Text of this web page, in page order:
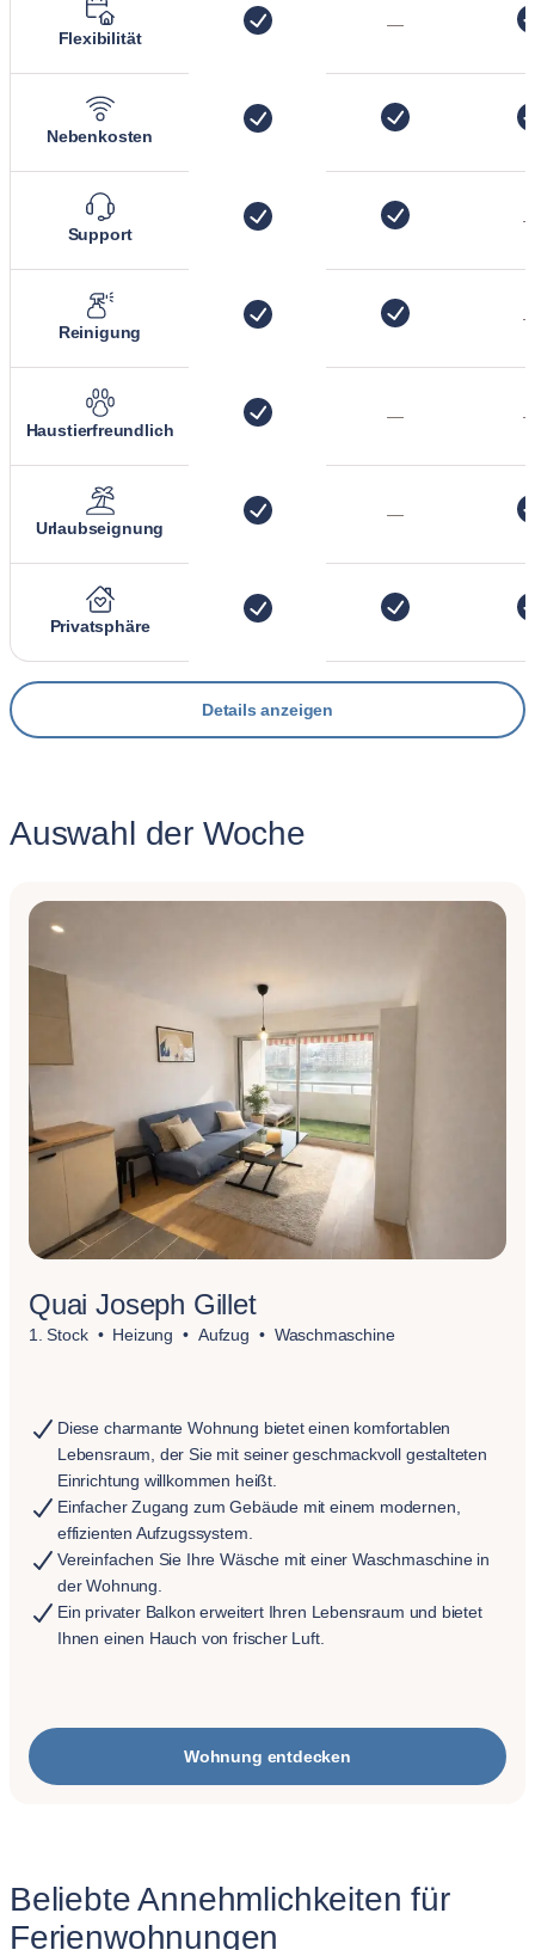
Flexibilität
—
Nebenkosten
Support
Reinigung
Haustierfreundlich
—
Urlaubseignung
—
Privatsphäre
Details anzeigen
Auswahl der Woche
Quai Joseph Gillet
1. Stock Heizung Aufzug Waschmaschine
Diese charmante Wohnung bietet einen komfortablen
Lebensraum, der Sie mit seiner geschmackvoll gestalteten
Einrichtung willkommen heißt.
Einfacher Zugang zum Gebäude mit einem modernen,
effizienten Aufzugssystem.
Vereinfachen Sie Ihre Wäsche mit einer Waschmaschine in
der Wohnung.
Ein privater Balkon erweitert Ihren Lebensraum und bietet
Ihnen einen Hauch von frischer Luft.
Wohnung entdecken
Beliebte Annehmlichkeiten für
Ferienwohnungen